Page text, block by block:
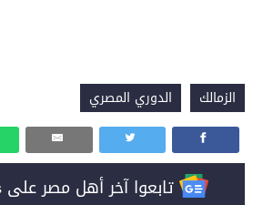
الزمالك الدوري المصري
تابعوا آخر أهل مصر على Google News